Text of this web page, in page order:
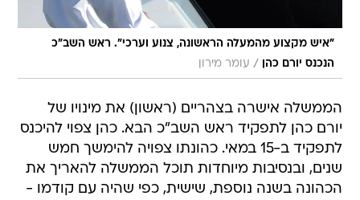
"איש מקצוע מהמעלה הראשונה, צנוע וערכי". ראש השב"כ
הנכנס יורם כהן
/ עומר מירון
הממשלה אישרה בצהריים (ראשון) את מינויו של
יורם כהן לתפקיד ראש השב"כ הבא. כהן צפוי להיכנס
לתפקיד ב-15 במאי. כהונתו צפויה להימשך חמש
שנים, ובנסיבות מיוחדות תוכל הממשלה להאריך את
הכהונה בשנה נוספת, שישית, כפי שהיה עם קודמו -